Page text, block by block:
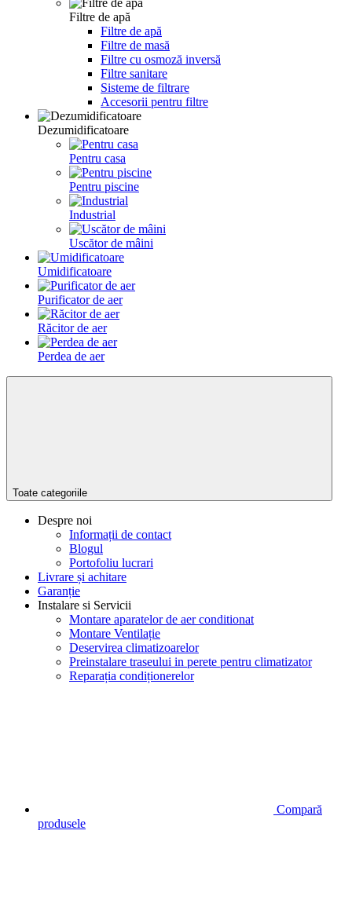
Filtre de apă
Filtre de apă
Filtre de masă
Filtre cu osmoză inversă
Filtre sanitare
Sisteme de filtrare
Accesorii pentru filtre
Dezumidificatoare
Pentru casa
Pentru piscine
Industrial
Uscător de mâini
Umidificatoare
Purificator de aer
Răcitor de aer
Perdea de aer
Toate categoriile
Despre noi
Informații de contact
Blogul
Portofoliu lucrari
Livrare și achitare
Garanție
Instalare si Servicii
Montare aparatelor de aer conditionat
Montare Ventilație
Deservirea climatizoarelor
Preinstalare traseului in perete pentru climatizator
Reparația condiționerelor
Compară
produsele